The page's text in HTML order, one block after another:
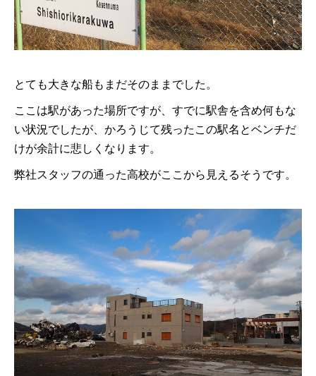
とても大きな船もまだそのままでした。
ここは駅があった場所ですが、すでに駅舎を含め何もな
い状況でしたが、かろうじて残ったこの駅名とベンチだ
けが余計に悲しくなります。
弊社スタッフの通った高校がここから見えるそうです。